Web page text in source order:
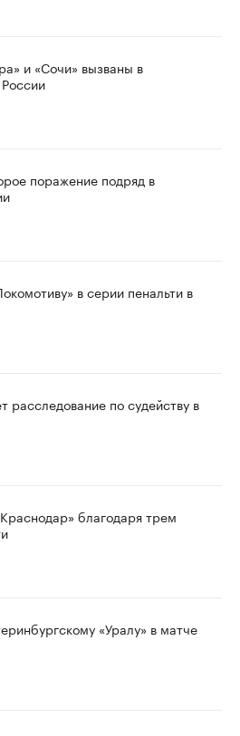
и «Сочи» вызваны в
поражение подряд в
в серии пенальти в
расследование по судейству в
благодаря трем
«Уралу» в матче